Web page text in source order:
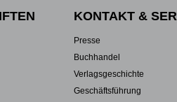
KONTAKT &
Presse
Buchhandel
Verlagsgeschichte
Geschäftsführung